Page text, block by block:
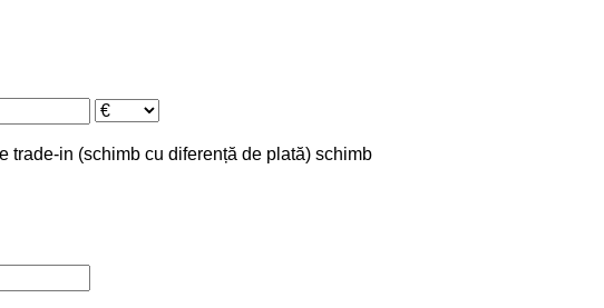
trade-in (schimb cu diferență de plată) schimb